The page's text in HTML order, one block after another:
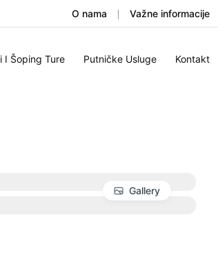
O nama Važne informacije
I Šoping Ture Putničke Usluge Kontakt
Gallery